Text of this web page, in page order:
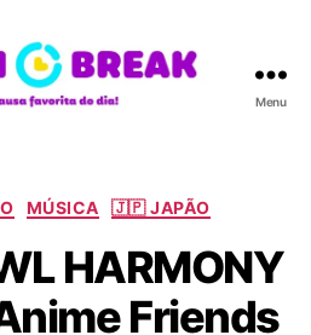
A
B
R
E
Menu
C
t
e
g
MÚSICA 🇯🇵 JAPÃO
HARMONY
Friends